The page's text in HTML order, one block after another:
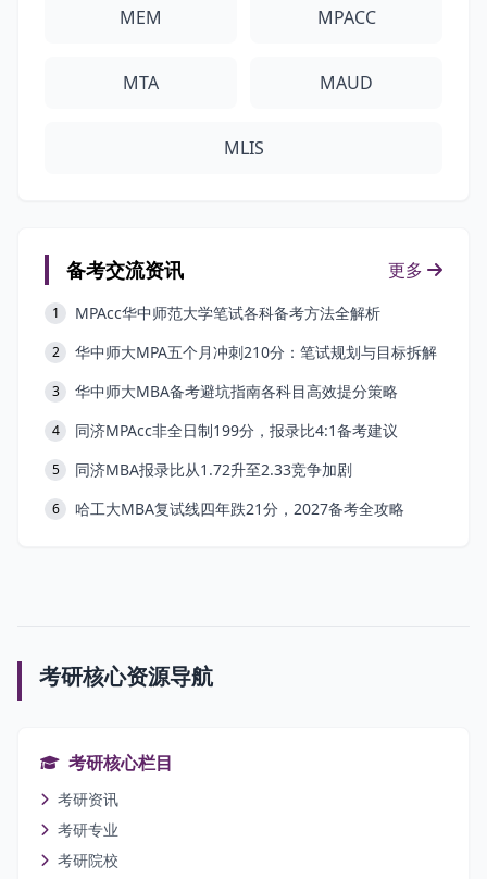
MEM MPACC
MTA MAUD
MLIS
备考交流资讯 更多
1 MPAcc华中师范大学笔试各科备考方法全解析
2 华中师大MPA五个月冲刺210分：笔试规划与目标拆解
3 华中师大MBA备考避坑指南各科目高效提分策略
4 同济MPAcc非全日制199分，报录比4:1备考建议
5 同济MBA报录比从1.72升至2.33竞争加剧
6 哈工大MBA复试线四年跌21分，2027备考全攻略
考研核心资源导航
考研核心栏目
考研资讯
考研专业
考研院校